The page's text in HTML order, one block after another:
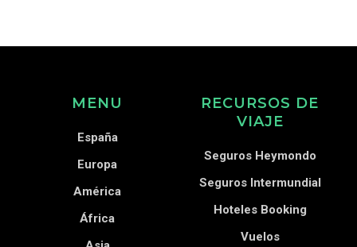
MENU
España
Europa
América
África
RECURSOS DE
VIAJE
Seguros Heymondo
Seguros Intermundial
Hoteles Booking
Vuelos